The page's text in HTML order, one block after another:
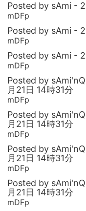
Posted by sAmi -
mDFp
Posted by sAmi -
mDFp
Posted by sAmi -
mDFp
Posted by
月21日 14時31分
mDFp
Posted by
月21日 14時31分
mDFp
Posted by
月21日 14時31分
mDFp
Posted by
月21日 14時31分
mDFp